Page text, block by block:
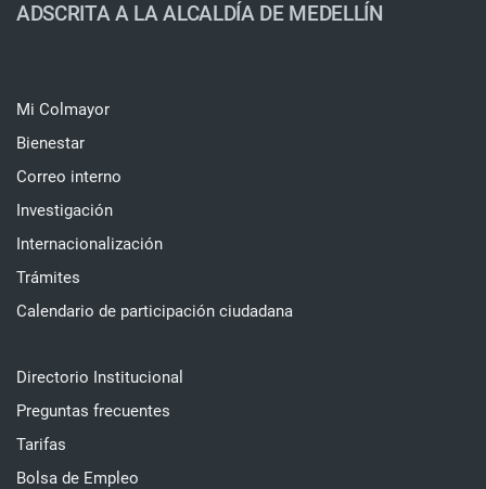
ADSCRITA A LA ALCALDÍA DE MEDELLÍN
Mi Colmayor
Bienestar
Correo interno
Investigación
Internacionalización
Trámites
Calendario de participación ciudadana
Directorio Institucional
Preguntas frecuentes
Tarifas
Bolsa de Empleo